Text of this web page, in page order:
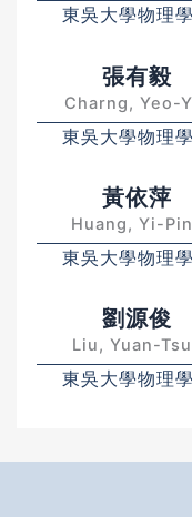
東吳大學物理
張有毅
Charng, Yeo-
東吳大學物理
黃依萍
Huang, Yi-
東吳大學物理
劉源俊
Liu, Yuan-
東吳大學物理